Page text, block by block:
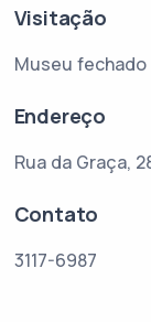
Visitação
Museu
Endereço
Rua da Graça,
Contato
3117-6987